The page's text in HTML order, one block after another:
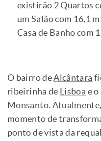
existirão 2 Quartos
um Salão com 16,1
Casa de Banho com
O bairro deAlcântara
ribeirinha de Lisboa e
Monsanto.
momento de
ponto de vista da